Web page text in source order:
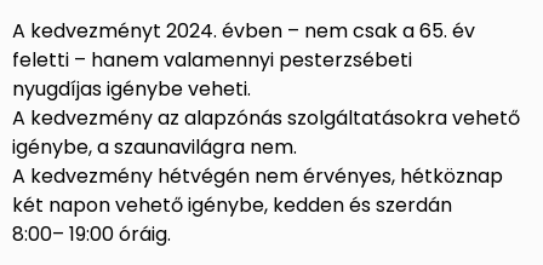
A kedvezményt 2024. évben – nem csak a 65. év
feletti – hanem valamennyi pesterzsébeti
nyugdíjas igénybe veheti.
A kedvezmény az alapzónás szolgáltatásokra vehető
igénybe, a szaunavilágra nem.
A kedvezmény hétvégén nem érvényes, hétköznap
két napon vehető igénybe, kedden és szerdán
8:00– 19:00 óráig.